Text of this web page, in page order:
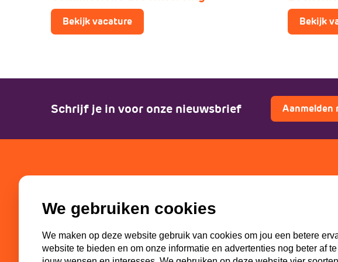
Bekijk vacature Bekijk
Schrijf je in voor onze nieuwsbrief Aanmelden
Bestuur
Geschiedenis
WI-SGP
We gebruiken cookies
We maken op deze website gebruik van cookies om jou een betere
website te bieden en om onze informatie en advertenties nog beter af